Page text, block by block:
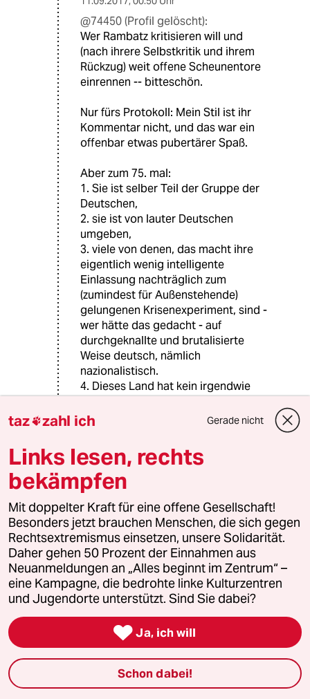
@74450 (Profil gelöscht):
Wer Rambatz kritisieren will und
(nach ihrere Selbstkritik und ihrem
Rückzug) weit offene Scheunentore
einrennen -- bitteschön.
Nur fürs Protokoll: Mein Stil ist ihr
Kommentar nicht, und das war ein
offenbar etwas pubertärer Spaß.
Aber zum 75. mal:
1. Sie ist selber Teil der Gruppe der
Deutschen,
2. sie ist von lauter Deutschen
umgeben,
3. viele von denen, das macht ihre
eigentlich wenig intelligente
Einlassung nachträglich zum
(zumindest für Außenstehende)
gelungenen Krisenexperiment, sind -
wer hätte das gedacht - auf
durchgeknallte und brutalisierte
Weise deutsch, nämlich
nazionalistisch.
4. Dieses Land hat kein irgendwie
Antideutschen oder antideutschem
Rassismus sowie mit antilinken,
nationalistischen Reflexen,
Shitstorms, Gewaltaufrufen.
Und selbstverständlich kann und
muss ich -- aufgrund des
dargestellten Rahmens, der
politischen Ziele und der
entgegengesetzten Folgen aus den
Aussagen -- einen Gauland, der für
genau diesen Nationalismus und ein
autoritäres "Zurück" steht, auf völlig
andere Weise kritisieren als eine 24-
Jährige auf Landeslistenplatz 5.
Richtig wäre gewesen, sie hätte sich
angemessen erklären und
taz zahl ich Gerade nicht
Links lesen, rechts
bekämpfen
Mit doppelter Kraft für eine offene Gesellschaft!
Besonders jetzt brauchen Menschen, die sich gegen
Rechtsextremismus einsetzen, unsere Solidarität.
Daher gehen 50 Prozent der Einnahmen aus
Neuanmeldungen an „Alles beginnt im Zentrum“ –
eine Kampagne, die bedrohte linke Kulturzentren
und Jugendorte unterstützt. Sind Sie dabei?
 Ja, ich will
Schon dabei!